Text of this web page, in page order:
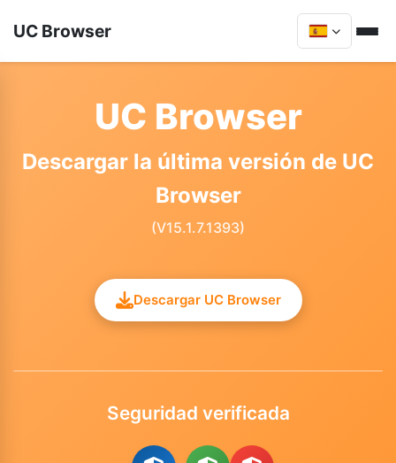
UC Browser
UC Browser
Descargar la última versión de UC
Browser
(V15.1.7.1393)
Descargar UC Browser
Seguridad verificada